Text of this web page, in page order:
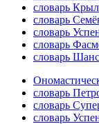
словарь
словарь
словарь
словарь
словарь
словарь
словарь
словарь